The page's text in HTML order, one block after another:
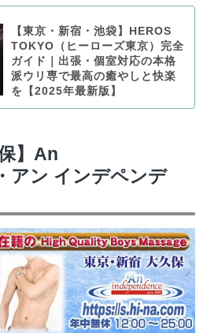
【東京・新宿・池袋】HEROS
TOKYO（ヒーローズ東京）完全
ガイド｜出張・個室対応の本格
派ウリ専で最高の癒やしと快楽
を【2025年最新版】
】An
アン インデペンデ